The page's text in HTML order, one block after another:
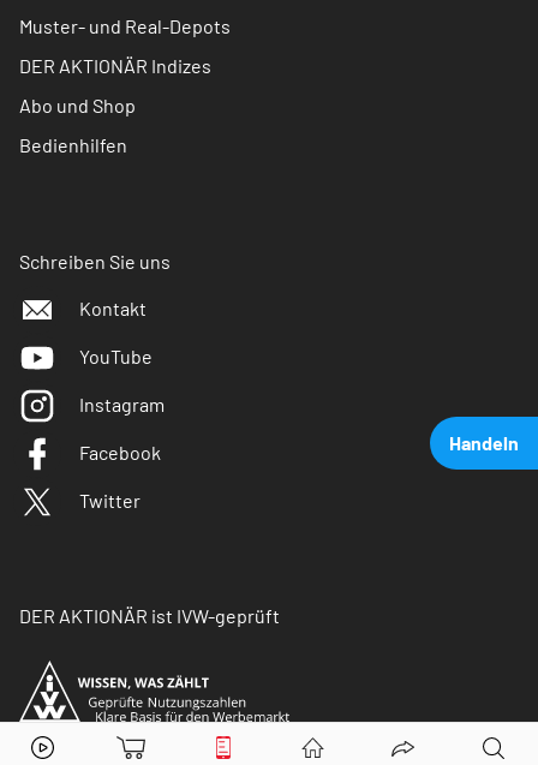
Handeln
K+S Aktie jetzt handeln?
Muster- und Real-Depots
DER AKTIONÄR Indizes
Abo und Shop
Bedienhilfen
Schreiben Sie uns
Kontakt
YouTube
Instagram
Facebook
Twitter
DER AKTIONÄR ist IVW-geprüft